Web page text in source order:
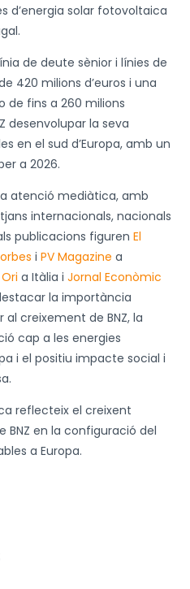
d’energia solar fotovoltaica
de deute sènior i línies de
420 milions d’euros i una
de fins a 260 milions
desenvolupar la seva
en el sud d’Europa, amb un
a 2026.
atenció mediàtica, amb
internacionals, nacionals
publicacions figurenEl
iPV Magazine a
a Itàlia iJornal Econòmic
la importància
creixement de BNZ, la
cap a les energies
i el positiu impacte social i
reflecteix el creixent
BNZ en la configuració del
a Europa.